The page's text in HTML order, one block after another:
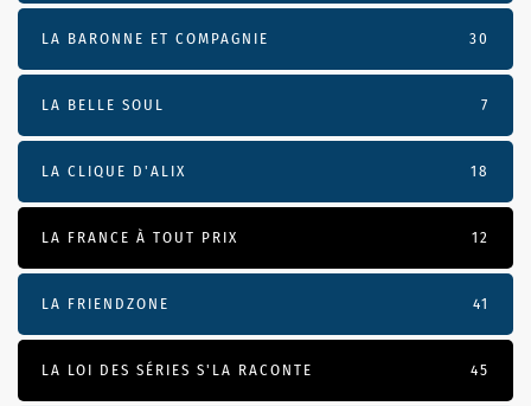
LA BARONNE ET COMPAGNIE 30
LA BELLE SOUL 7
LA CLIQUE D'ALIX 18
LA FRANCE À TOUT PRIX 12
LA FRIENDZONE 41
LA LOI DES SÉRIES S'LA RACONTE 45